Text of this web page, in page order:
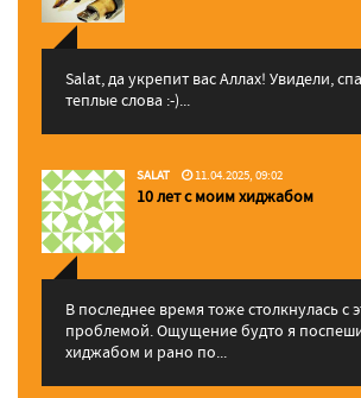
Salat, да укрепит вас Аллаx! Увидели,
теплые слова :-)...
SALAT 11.04.2025, 09:02
10 лет с моим хиджабом
В последнее время тоже столкнулась с
проблемой. Ощущение будто я
хиджабом и рано по...